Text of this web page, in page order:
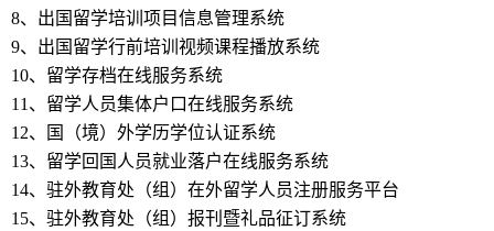
8、出国留学培训项目信息管理系统
9、出国留学行前培训视频课程播放系统
10、留学存档在线服务系统
11、留学人员集体户口在线服务系统
12、国（境）外学历学位认证系统
13、留学回国人员就业落户在线服务系统
14、驻外教育处（组）在外留学人员注册服务平台
15、驻外教育处（组）报刊暨礼品征订系统